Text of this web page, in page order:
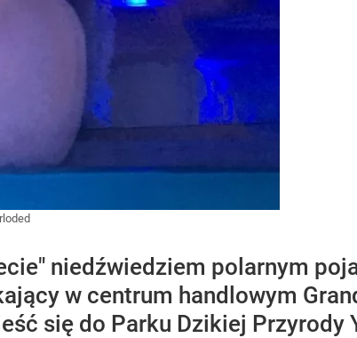
niedźwiedziem polarnym
w centrum handlowym
się do Parku Dzikiej Przyrody